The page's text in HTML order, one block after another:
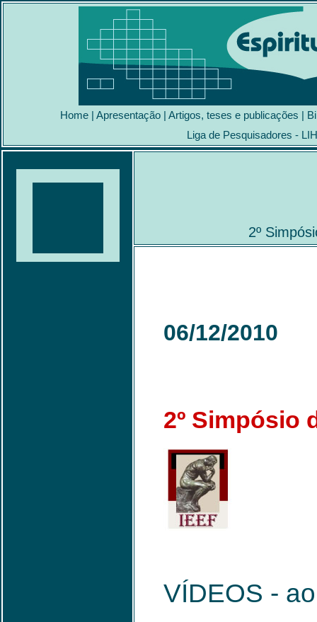
Home | Apresentação | Artigos, teses e publicações |
Liga de Pesquisadores -
2º
06/12/2010
2º Simpósio
VÍDEOS -